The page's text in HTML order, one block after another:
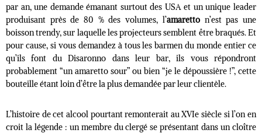
par an, une demande émanant surtout des USA et un unique leader
produisant près de 80 % des volumes, l’amaretton’est pas une
boisson trendy, sur laquelle les projecteurs semblent être braqués. Et
pour cause, si vous demandez à tous les barmen du monde entier ce
qu’ils font du Disaronno dans leur bar, ils vous répondront
probablement “un amaretto sour” ou bien “je le dépoussière !”, cette
bouteille étant loin d’être la plus demandée par leur clientèle.
L’histoire de cet alcool pourtant remonterait au XVIe siècle si l’on en
croit la légende : un membre du clergé se présentant dans un cloître